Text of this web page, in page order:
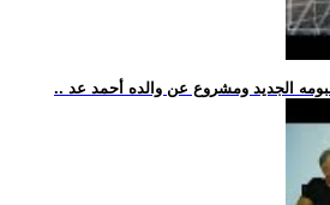
الجديد ومشروع عن والده أحمد عد